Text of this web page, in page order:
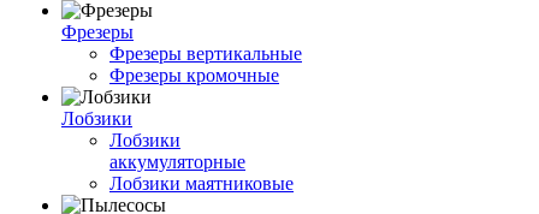
Фрезеры
Фрезеры вертикальные
Фрезеры кромочные
Лобзики
Лобзики
аккумуляторные
Лобзики маятниковые